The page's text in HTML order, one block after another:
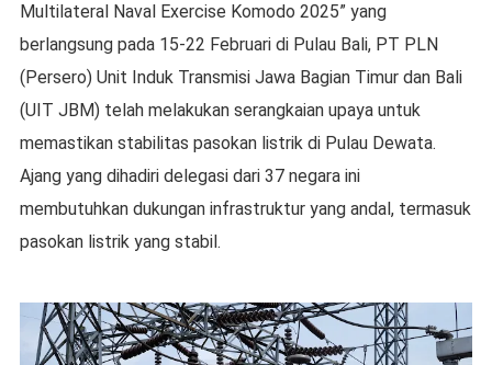
Multilateral Naval Exercise Komodo 2025” yang
berlangsung pada 15-22 Februari di Pulau Bali, PT PLN
(Persero) Unit Induk Transmisi Jawa Bagian Timur dan Bali
(UIT JBM) telah melakukan serangkaian upaya untuk
memastikan stabilitas pasokan listrik di Pulau Dewata.
Ajang yang dihadiri delegasi dari 37 negara ini
membutuhkan dukungan infrastruktur yang andal, termasuk
pasokan listrik yang stabil.